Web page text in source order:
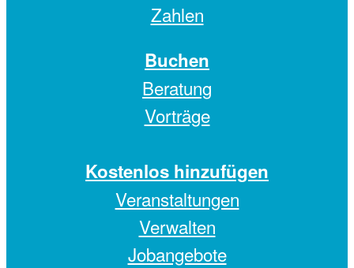
Zahlen
Buchen
Beratung
Vorträge
Kostenlos hinzufügen
Veranstaltungen
Verwalten
Jobangebote